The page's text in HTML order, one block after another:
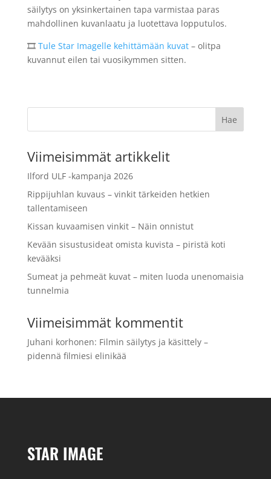
säilytys on yksinkertainen tapa varmistaa paras
mahdollinen kuvanlaatu ja luotettava lopputulos.
🎞 Tule Star Imagelle kehittämään kuvat– olitpa
kuvannut eilen tai vuosikymmen sitten.
Viimeisimmät artikkelit
Ilford ULF -kampanja 2026
Rippijuhlan kuvaus – vinkit tärkeiden hetkien
tallentamiseen
Kissan kuvaamisen vinkit – Näin onnistut
Kevään sisustusideat omista kuvista – piristä koti
kevääksi
Sumeat ja pehmeät kuvat – miten luoda unenomaisia
tunnelmia
Viimeisimmät kommentit
Juhani korhonen: Filmin säilytys ja käsittely –
pidennä filmiesi elinikää
STAR IMAGE